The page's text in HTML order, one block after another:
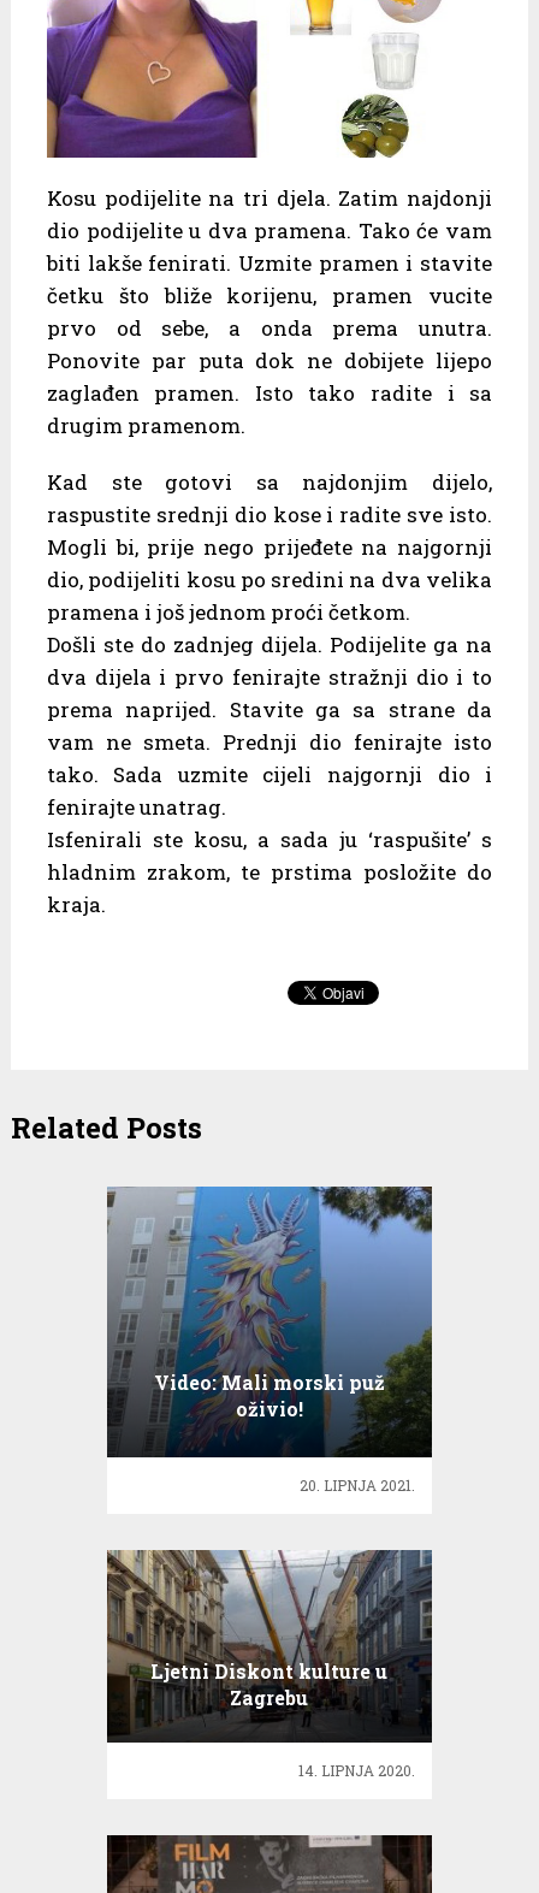
Kosu podijelite na tri djela. Zatim najdonji
dio podijelite u dva pramena. Tako će vam
biti lakše fenirati. Uzmite pramen i stavite
četku što bliže korijenu, pramen vucite
prvo od sebe, a onda prema unutra.
Ponovite par puta dok ne dobijete lijepo
zaglađen pramen. Isto tako radite i sa
drugim pramenom.
Kad ste gotovi sa najdonjim dijelo,
raspustite srednji dio kose i radite sve isto.
Mogli bi, prije nego prijeđete na najgornji
dio, podijeliti kosu po sredini na dva velika
pramena i još jednom proći četkom.
Došli ste do zadnjeg dijela. Podijelite ga na
dva dijela i prvo fenirajte stražnji dio i to
prema naprijed. Stavite ga sa strane da
vam ne smeta. Prednji dio fenirajte isto
tako. Sada uzmite cijeli najgornji dio i
fenirajte unatrag.
Isfenirali ste kosu, a sada ju ‘raspušite’ s
hladnim zrakom, te prstima posložite do
kraja.
Related Posts
Video: Mali morski puž
oživio!
20. LIPNJA 2021.
Ljetni Diskont kulture u
Zagrebu
14. LIPNJA 2020.